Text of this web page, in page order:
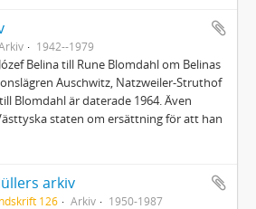
1942--1979
Belina till Rune Blomdahl om Belinas
Auschwitz, Natzweiler-Struthof
Blomdahl är daterade 1964. Även
staten om ersättning för att han
arkiv
126 Arkiv 1950-1987